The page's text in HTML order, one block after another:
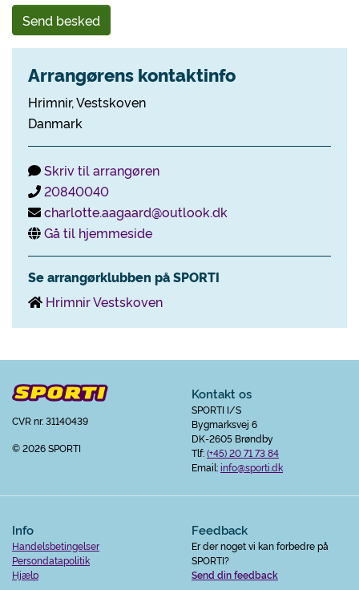
Send besked
Arrangørens kontaktinfo
Hrimnir, Vestskoven
Danmark
Skriv til arrangøren
20840040
charlotte.aagaard@outlook.dk
Gå til hjemmeside
Se arrangørklubben på SPORTI
Hrimnir Vestskoven
CVR nr. 31140439
© 2026 SPORTI
Kontakt os
SPORTI I/S
Bygmarksvej 6
DK-2605 Brøndby
Tlf:(+45) 20 71 73 84
Email:info@sporti.dk
Info
Handelsbetingelser
Persondatapolitik
Hjælp
Feedback
Er der noget vi kan forbedre på
SPORTI?
Send din feedback